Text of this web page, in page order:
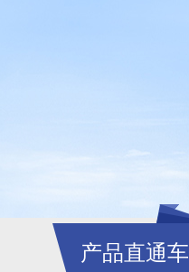
产品直通车